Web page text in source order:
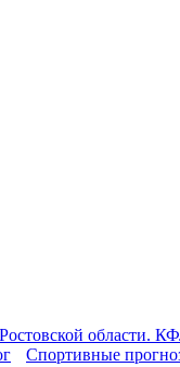
области.
Спортивные